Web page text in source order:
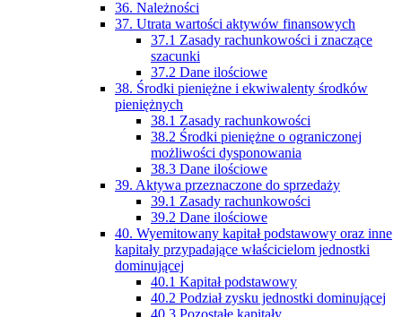
36. Należności
37. Utrata wartości aktywów finansowych
37.1 Zasady rachunkowości i znaczące
szacunki
37.2 Dane ilościowe
38. Środki pieniężne i ekwiwalenty środków
pieniężnych
38.1 Zasady rachunkowości
38.2 Środki pieniężne o ograniczonej
możliwości dysponowania
38.3 Dane ilościowe
39. Aktywa przeznaczone do sprzedaży
39.1 Zasady rachunkowości
39.2 Dane ilościowe
40. Wyemitowany kapitał podstawowy oraz inne
kapitały przypadające właścicielom jednostki
dominującej
40.1 Kapitał podstawowy
40.2 Podział zysku jednostki dominującej
40.3 Pozostałe kapitały